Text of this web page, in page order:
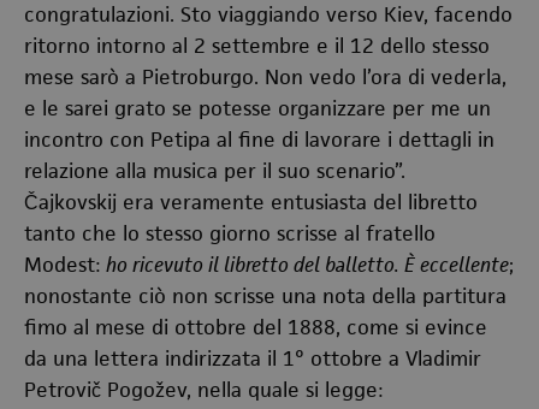
congratulazioni. Sto viaggiando verso Kiev, facendo
ritorno intorno al 2 settembre e il 12 dello stesso
mese sarò a Pietroburgo. Non vedo l’ora di vederla,
e le sarei grato se potesse organizzare per me un
incontro con Petipa al fine di lavorare i dettagli in
relazione alla musica per il suo scenario”.
Čajkovskij era veramente entusiasta del libretto
tanto che lo stesso giorno scrisse al fratello
Modest: ho ricevuto il libretto del balletto. È eccellente;
nonostante ciò non scrisse una nota della partitura
fimo al mese di ottobre del 1888, come si evince
da una lettera indirizzata il 1° ottobre a Vladimir
Petrovič Pogožev, nella quale si legge: